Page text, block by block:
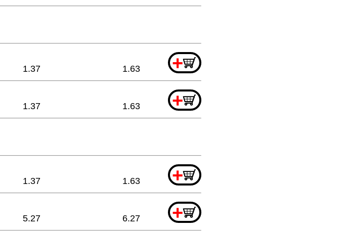
+
1.37 1.63
+
1.37 1.63
+
1.37 1.63
+
5.27 6.27